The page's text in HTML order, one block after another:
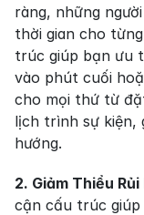
ràng, những
thời gian cho
trúc giúp bạn ưu
vào phút cuối
cho mọi thứ từ
lịch trình sự kiện,
hướng.
2. Giảm Thiểu
cận cấu trúc